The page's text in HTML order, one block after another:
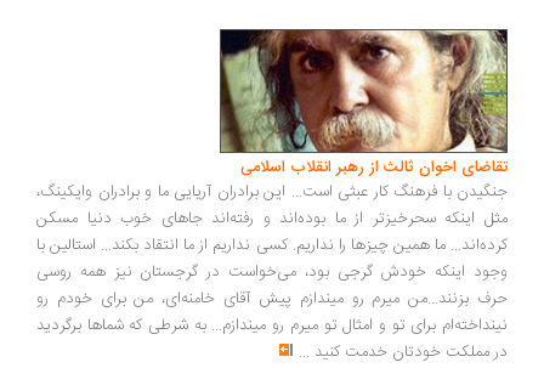
اخوان ثالث از رهبر انقلاب اسلامی
با فرهنگ کار عبثی است... این برادران آریایی ما و برادران وایکینگ،
اینکه سحرخیزتر از ما بوده‌اند و رفته‌اند جاهای خوب دنیا مسکن
ما همین چیزها را نداریم. کسی نداریم از ما انتقاد بکند... استالین با
اینکه خودش گرجی بود، می‌خواست در گرجستان نیز همه روسی
بزنند...من میرم رو میندازم پیش آقای خامنه‌ای، من برای خودم رو
برای تو و امثال تو میرم رو میندازم... به شرطی که شماها برگردید
مملکت خودتان خدمت کنید...